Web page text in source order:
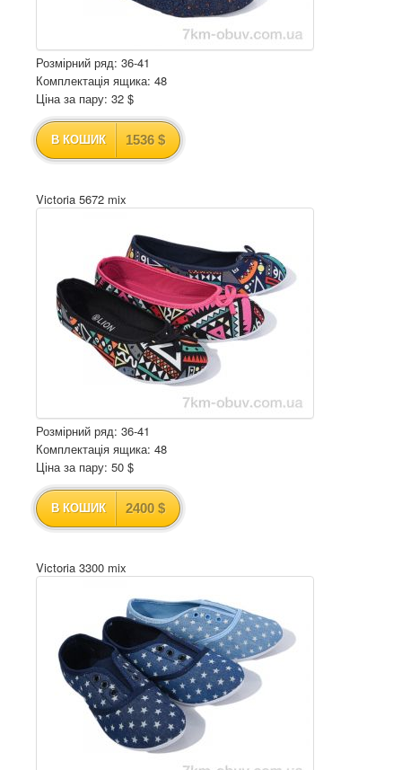
Розмірний ряд: 36-41
Комплектація ящика: 48
Ціна за пару: 32 $
В КОШИК 1536 $
Victoria 5672 mix
Розмірний ряд: 36-41
Комплектація ящика: 48
Ціна за пару: 50 $
В КОШИК 2400 $
Victoria 3300 mix